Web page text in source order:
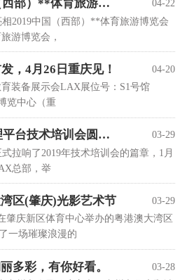
04-22
锐丰亮相2019中国（西部）**体育旅游博览会
相2019中国（西部）**体育旅游博览会
游博览会，
04-20
，4月26日重庆见！
装备展示会LAX展位号：S1号馆
览中心（重
03-29
DDM – Dante 域管理平台技术培训会圆满成功！
拉响了2019年技术培训会的篇章，1月
总部，举
03-29
区(肇庆)光影艺术节
肇庆新区体育中心举办的粤港澳大湾区
一场璀璨浪漫的
03-28
多彩，有你好看。